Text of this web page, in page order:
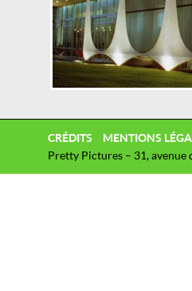
CRÉDITS
MENTIONS
Pretty Pictures – 31, avenue